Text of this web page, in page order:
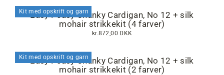
Kit med opskrift og garn
Easy Peasy Chunky Cardigan, No 12 + silk
mohair strikkekit (4 farver)
kr.872,00 DKK
Kit med opskrift og garn
Easy Peasy Chunky Cardigan, No 12 + silk
mohair strikkekit (2 farver)